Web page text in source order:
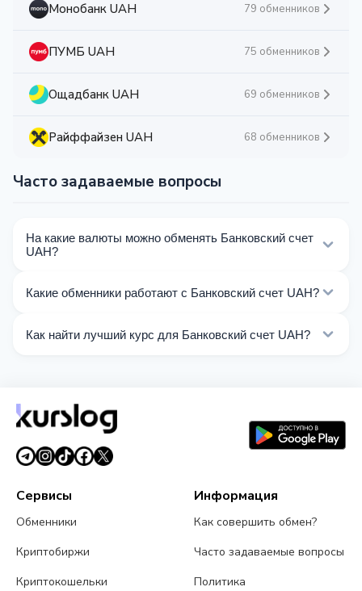
Монобанк UAH 79 обменников
ПУМБ UAH 75 обменников
Ощадбанк UAH 69 обменников
Райффайзен UAH 68 обменников
Часто задаваемые вопросы
На какие валюты можно обменять Банковский счет
UAH?
Банковский счет UAH. Выберите нужное
Какие обменники работают с Банковский счет UAH?
операции с Банковский счет UAH.
Как найти лучший курс для Банковский счет UAH?
обновляются в реальном времени.
Сервисы
Обменники
Криптобиржи
Криптокошельки
Информация
Как совершить обмен?
Часто задаваемые вопросы
Политика